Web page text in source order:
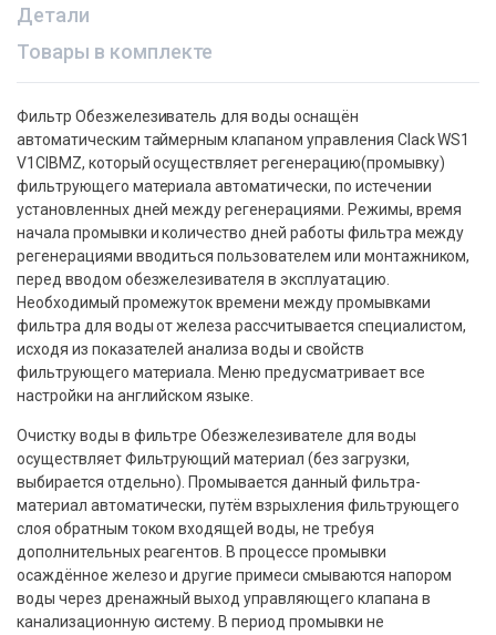
Детали
Товары в комплекте
Фильтр Обезжелезиватель для воды оснащён
автоматическим таймерным клапаном управления Clack WS1
V1CIBMZ, который осуществляет регенерацию(промывку)
фильтрующего материала автоматически, по истечении
установленных дней между регенерациями. Режимы, время
начала промывки и количество дней работы фильтра между
регенерациями вводиться пользователем или монтажником,
перед вводом обезжелезивателя в эксплуатацию.
Необходимый промежуток времени между промывками
фильтра для воды от железа рассчитывается специалистом,
исходя из показателей анализа воды и свойств
фильтрующего материала. Меню предусматривает все
настройки на английском языке.
Очистку воды в фильтре Обезжелезивателе для воды
осуществляет Фильтрующий материал (без загрузки,
выбирается отдельно). Промывается данный фильтра-
материал автоматически, путём взрыхления фильтрующего
слоя обратным током входящей воды, не требуя
дополнительных реагентов. В процессе промывки
осаждённое железо и другие примеси смываются напором
воды через дренажный выход управляющего клапана в
канализационную систему. В период промывки не